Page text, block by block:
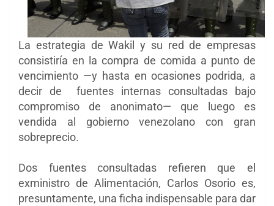
La estrategia de Wakil y su red de empresas
consistiría en la compra de comida a punto de
vencimiento —y hasta en ocasiones podrida, a
decir de fuentes internas consultadas bajo
compromiso de anonimato— que luego es
vendida al gobierno venezolano con gran
sobreprecio.
Dos fuentes consultadas refieren que el
exministro de Alimentación, Carlos Osorio es,
presuntamente, una ficha indispensable para dar